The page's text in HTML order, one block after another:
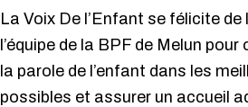
La Voix De l’Enfant se félicite
l’équipe de la BPF de Melun
la parole de l’enfant dans les
possibles et assurer un accueil